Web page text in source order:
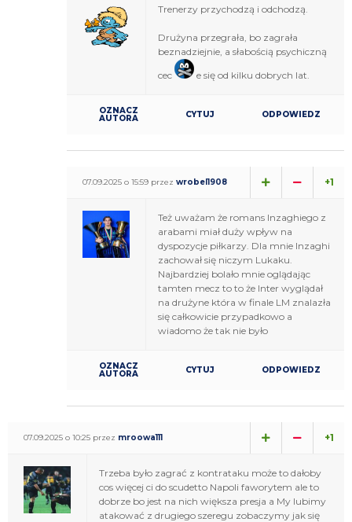
Trenerzy przychodzą i odchodzą.
Drużyna przegrała, bo zagrała
beznadziejnie, a słabością psychiczną
cec
e się od kilku dobrych lat.
OZNACZ
AUTORA CYTUJ ODPOWIEDZ
07.09.2025 o 15:59 przez wrobel1908 +1
Też uważam że romans Inzaghiego z
arabami miał duży wpływ na
dyspozycje piłkarzy. Dla mnie Inzaghi
zachował się niczym Lukaku.
Najbardziej bolało mnie oglądając
tamten mecz to to że Inter wyglądał
na drużyne która w finale LM znalazła
się całkowicie przypadkowo a
wiadomo że tak nie było
OZNACZ
AUTORA CYTUJ ODPOWIEDZ
07.09.2025 o 10:25 przez mroowa111 +1
Trzeba było zagrać z kontrataku może to dałoby
cos więcej ci do scudetto Napoli faworytem ale to
dobrze bo jest na nich większa presja a My lubimy
atakować z drugiego szeregu zobaczymy jak się